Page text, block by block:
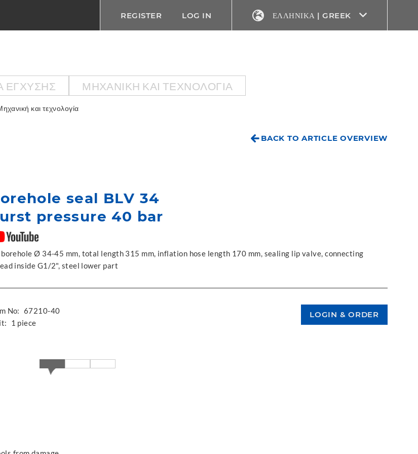
REGISTER LOG IN ΕΛΛΗΝΙΚΆ | GREEK
ΕΓΧΥΣΗΣ ΜΗΧΑΝΙΚΉ ΚΑΙ ΤΕΧΝΟΛΟΓΊΑ
και τεχνολογία
BACK TO ARTICLE OVERVIEW
seal BLV 34
pressure 40 bar
Ø 34-45 mm, total length 315 mm, inflation hose length 170 mm, sealing lip valve, connecting
inside G1/2", steel lower part
No: 67210-40
1 piece